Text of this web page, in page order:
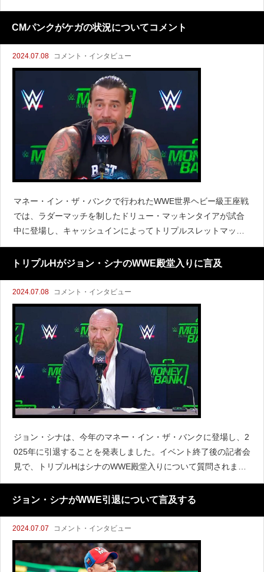
の記者会見で、シナの引退について語りました。「すぐに彼に
メールして、挨拶する前に帰るなよって言ったんだ。彼は『
CMパンクがケガの状況についてコメント
2024.07.08 コメント・インタビュー
マネー・イン・ザ・バンクで行われたWWE世界ヘビー級王座戦
では、ラダーマッチを制したドリュー・マッキンタイアが試合
中に登場し、キャッシュインによってトリプルスレットマッチ
に変更されました。しかしCMパンクが登場してマッキンタイア
を攻撃し、王座獲得を阻止しました。CMパンクはロイヤルラ
トリプルHがジョン・シナのWWE殿堂入りに言及
2024.07.08 コメント・インタビュー
ジョン・シナは、今年のマネー・イン・ザ・バンクに登場し、2
025年に引退することを発表しました。イベント終了後の記者会
見で、トリプルHはシナのWWE殿堂入りについて質問されまし
た。「ジョン・シナは将来殿堂入りするのか？ああ、我々が彼
をそうするかもしれないが、絶対そうだ。私はそう考えて
ジョン・シナがWWE引退について言及する
2024.07.07 コメント・インタビュー